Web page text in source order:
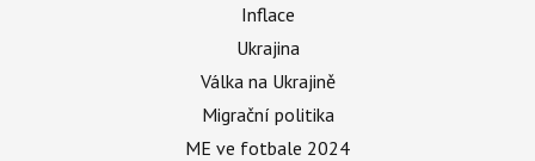
Inflace
Ukrajina
Válka na Ukrajině
Migrační politika
ME ve fotbale 2024